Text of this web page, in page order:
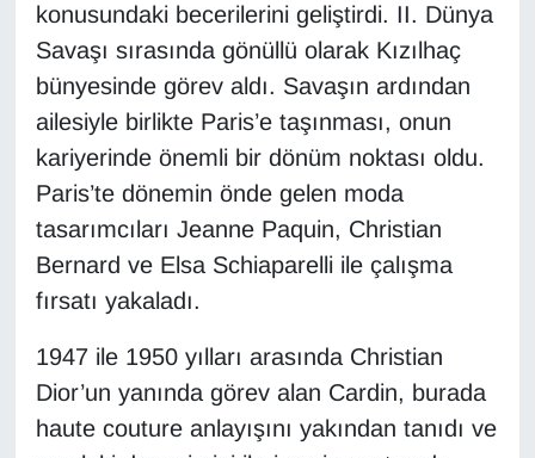
konusundaki becerilerini geliştirdi. II. Dünya
Savaşı sırasında gönüllü olarak Kızılhaç
bünyesinde görev aldı. Savaşın ardından
ailesiyle birlikte Paris’e taşınması, onun
kariyerinde önemli bir dönüm noktası oldu.
Paris’te dönemin önde gelen moda
tasarımcıları Jeanne Paquin, Christian
Bernard ve Elsa Schiaparelli ile çalışma
fırsatı yakaladı.
1947 ile 1950 yılları arasında Christian
Dior’un yanında görev alan Cardin, burada
haute couture anlayışını yakından tanıdı ve
Kadın
Kamu Alımları
Kim Kimdir?
Kültür & Sanat
KURDÎ
MEDYA
ONE EKONOMİ